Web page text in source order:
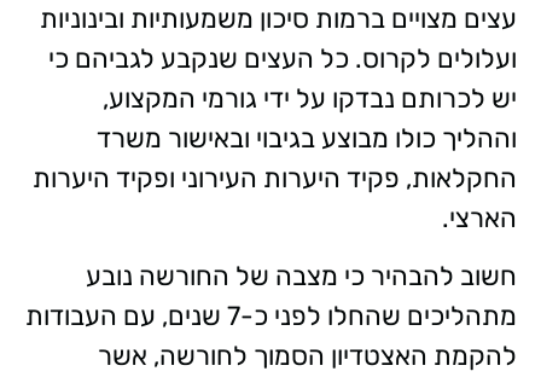
עצים מצויים ברמות סיכון משמעותיות ובינוניות
ועלולים לקרוס. כל העצים שנקבע לגביהם כי
יש לכרותם נבדקו על ידי גורמי המקצוע,
וההליך כולו מבוצע בגיבוי ובאישור משרד
החקלאות, פקיד היערות העירוני ופקיד היערות
הארצי.
חשוב להבהיר כי מצבה של החורשה נובע
מתהליכים שהחלו לפני כ-7 שנים, עם העבודות
להקמת האצטדיון הסמוך לחורשה, אשר